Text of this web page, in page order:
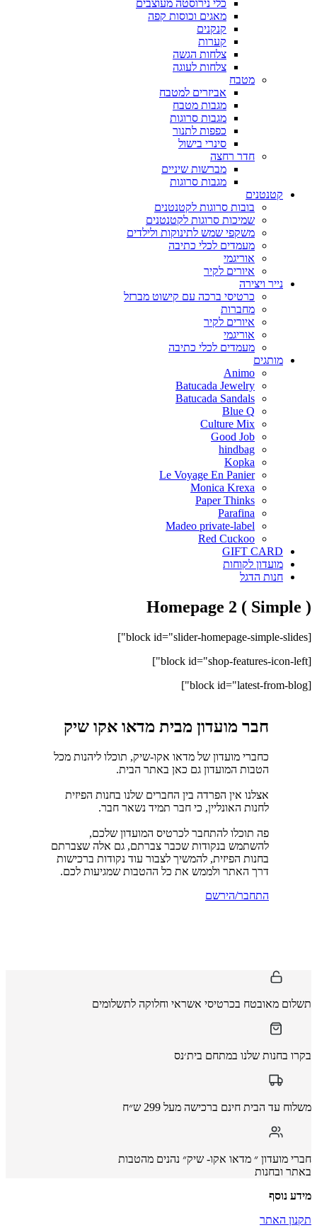
כלי נירוסטה מעוצבים
מאגים וכוסות קפה
קנקנים
קערות
צלחות הגשה
צלחות לעוגה
מטבח
אביזרים למטבח
מגבות מטבח
מגבות סרוגות
כפפות לתנור
סינרי בישול
חדר רחצה
מברשות שיניים
מגבות סרוגות
קטנטנים
בובות סרוגות לקטנטנים
שמיכות סרוגות לקטנטנים
משקפי שמש לתינוקות ולילדים
מעמדים לכלי כתיבה
אוריגמי
איורים לקיר
נייר ויצירה
כרטיסי ברכה עם קישוט מברזל
מחברות
איורים לקיר
אוריגמי
מעמדים לכלי כתיבה
מותגים
Animo
Batucada Jewelry
Batucada Sandals
Blue Q
Culture Mix
Good Job
hindbag
Kopka
Le Voyage En Panier
Monica Krexa
Paper Thinks
Parafina
Madeo private-label
Red Cuckoo
GIFT CARD
מועדון לקוחות
חנות הדגל
Homepage 2 ( Simple )
[block id="slider-homepage-simple-slides"]
[block id="shop-features-icon-left"]
[block id="latest-from-blog"]
חבר מועדון מבית מדאו אקו שיק
כחברי מועדון של מדאו אקו-שיק, תוכלו ליהנות מכל
הטבות המועדון גם כאן באתר הבית.
אצלנו אין הפרדה בין החברים שלנו בחנות הפיזית
לחנות האונליין, כי חבר תמיד נשאר חבר.
פה תוכלו להתחבר לכרטיס המועדון שלכם,
להשתמש בנקודות שכבר צברתם, גם אלה שצברתם
בחנות הפיזית, להמשיך לצבור עוד נקודות ברכישות
דרך האתר ולממש את כל ההטבות שמגיעות לכם.
התחבר/הירשם
תשלום מאובטח בכרטיסי אשראי וחלוקה לתשלומים
בקרו בחנות שלנו במתחם בית׳נס
משלוח עד הבית חינם ברכישה מעל 299 ש״ח
חברי מועדון ״ מדאו אקו- שיק״ נהנים מהטבות
באתר ובחנות
מידע נוסף
תקנון האתר